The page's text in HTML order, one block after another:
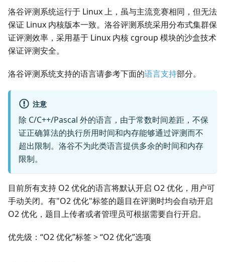
洛谷评测系统运行于 Linux 上，虽与主流竞赛相同，但无法
保证 Linux 内核版本一致。洛谷评测系统采用分布式集群保
证评测效率，采用基于 Linux 内核 cgroup 模块的沙盒技术
保证评测安全。
洛谷评测系统支持的语言请参考下面的语言支持部分。
注意
除 C/C++/Pascal 外的语言，由于常数时间差距，不保
证正确算法的执行所用时间和内存能够通过评测而不
超出限制。洛谷不为此类语言提供多余的时间和内存
限制。
目前所有支持 O2 优化的语言将默认开启 O2 优化，用户可
手动关闭。有"O2 优化"标签的题目在评测时均会自动开启
O2 优化，题目上传者或者管理员可根据需要自行开启。
优先级：“O2 优化”标签 > “O2 优化”选项